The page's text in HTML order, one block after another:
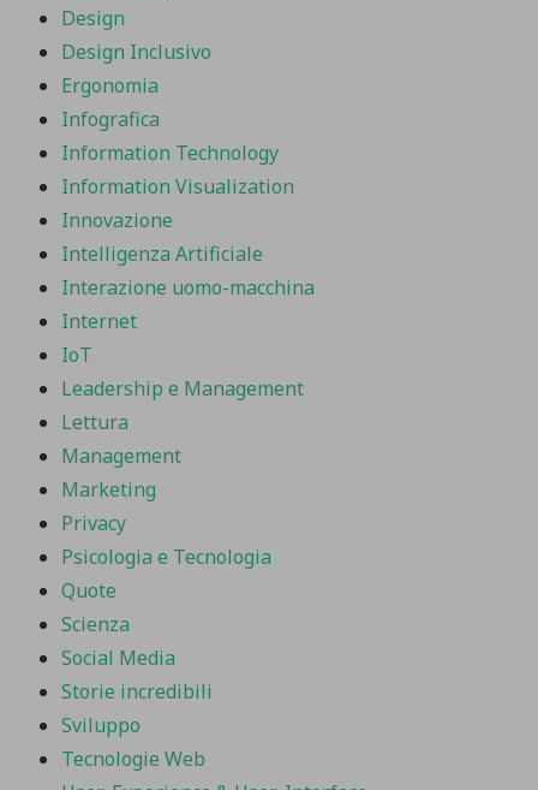
Design
Design Inclusivo
Ergonomia
Infografica
Information Technology
Information Visualization
Innovazione
Intelligenza Artificiale
Interazione uomo-macchina
Internet
IoT
Leadership e Management
Lettura
Management
Marketing
Privacy
Psicologia e Tecnologia
Quote
Scienza
Social Media
Storie incredibili
Sviluppo
Tecnologie Web